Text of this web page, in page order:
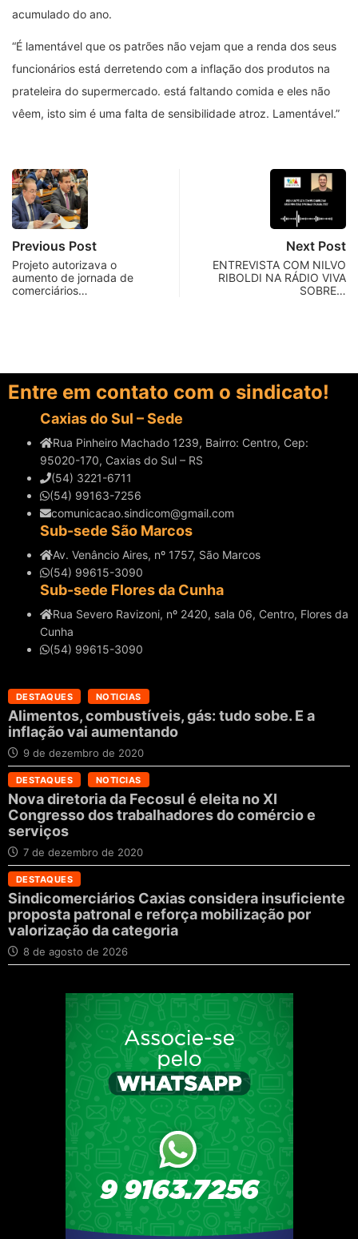
acumulado do ano.
“É lamentável que os patrões não vejam que a renda dos seus
funcionários está derretendo com a inflação dos produtos na
prateleira do supermercado. está faltando comida e eles não
vêem, isto sim é uma falta de sensibilidade atroz. Lamentável.”
Previous Post
Projeto autorizava o
aumento de jornada de
comerciários…
Next Post
ENTREVISTA COM NILVO
RIBOLDI NA RÁDIO VIVA
SOBRE…
Entre em contato com o sindicato!
Caxias do Sul – Sede
Rua Pinheiro Machado 1239, Bairro: Centro, Cep:
95020-170, Caxias do Sul – RS
(54) 3221-6711
(54) 99163-7256
comunicacao.sindicom@gmail.com
Sub-sede São Marcos
Av. Venâncio Aires, nº 1757, São Marcos
(54) 99615-3090
Sub-sede Flores da Cunha
Rua Severo Ravizoni, nº 2420, sala 06, Centro, Flores da
Cunha
(54) 99615-3090
DESTAQUES NOTICIAS
Alimentos, combustíveis, gás: tudo sobe. E a
inflação vai aumentando
9 de dezembro de 2020
DESTAQUES NOTICIAS
Nova diretoria da Fecosul é eleita no XI
Congresso dos trabalhadores do comércio e
serviços
7 de dezembro de 2020
DESTAQUES
Sindicomerciários Caxias considera insuficiente
proposta patronal e reforça mobilização por
valorização da categoria
8 de agosto de 2026